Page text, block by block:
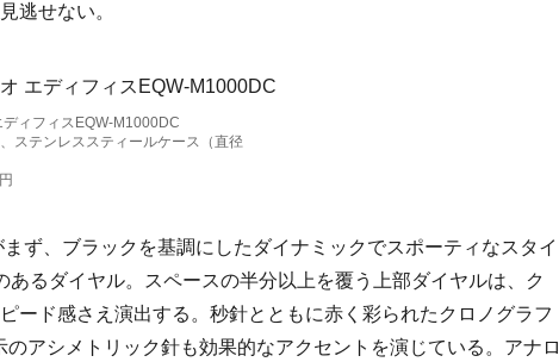
逃せない。
ディフィスEQW-M1000DC
ステンレススティールケース（直径
ず、ブラックを基調にしたダイナミックでスポーティなスタイ
あるダイヤル。スペースの半分以上を覆う上部ダイヤルは、ク
ード感さえ演出する。秒針とともに赤く彩られたクロノグラフ
アシメトリック針も効果的なアクセントを演じている。アナロ